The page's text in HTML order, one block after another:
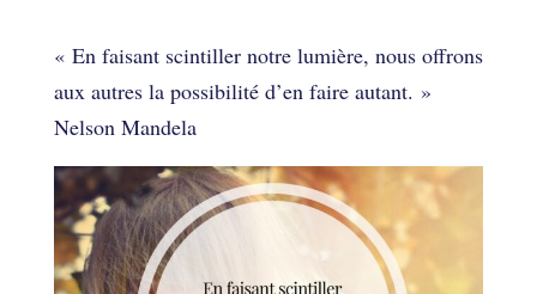
« En faisant scintiller notre lumière, nous offrons
aux autres la possibilité d’en faire autant. »
Nelson Mandela